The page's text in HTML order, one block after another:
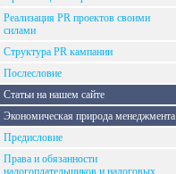
Реализация PR проектов своими
силами
Структура PR кампании
Послесловие
Статьи на нашем сайте
Экономическая природа менеджмента
Предисловие
Права и обязанности
налогоплательщиков и налоговых